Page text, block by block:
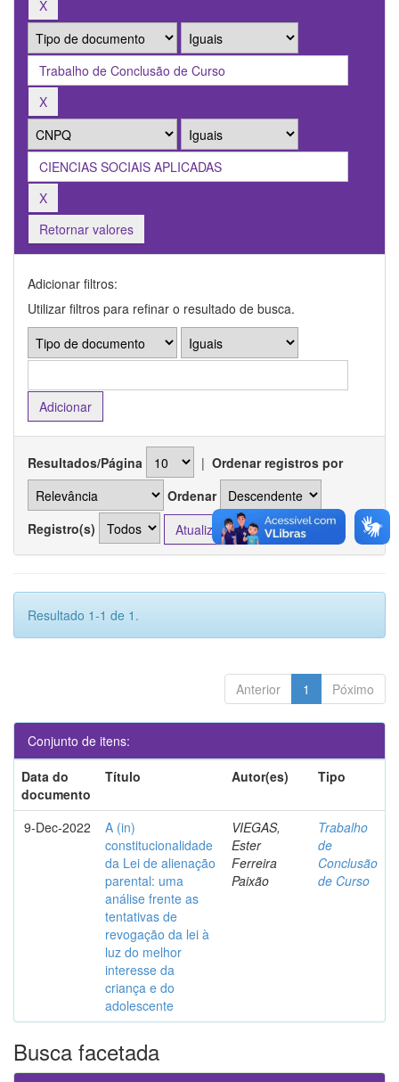
Retornar valores
Adicionar filtros:
Utilizar filtros para refinar o resultado de busca.
Resultados/Página | Ordenar registros por
Ordenar
Registro(s)
Resultado 1-1 de 1.
Anterior 1 Póximo
Conjunto de itens:
Data do
documento
Título Autor(es) Tipo
9-Dec-2022
A (in)
constitucionalidade
da Lei de alienação
parental: uma
análise frente as
tentativas de
revogação da lei à
luz do melhor
interesse da
criança e do
adolescente
VIEGAS,
Ester
Ferreira
Paixão
Trabalho
de
Conclusão
de Curso
Busca facetada